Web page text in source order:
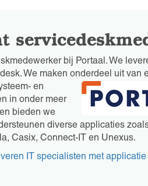
bij Portaal. We
We maken onderdeel uit van
en
in onder meer
bieden we
diverse applicaties
Casix, Connect-IT en Unexus.
IT specialisten met applicatie